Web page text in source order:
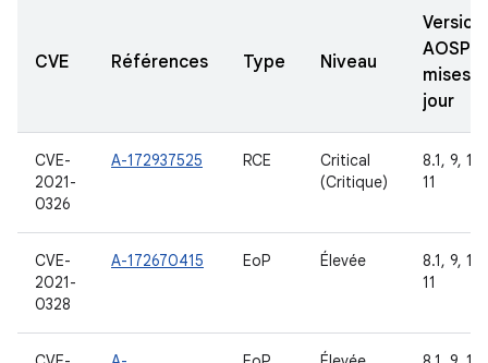
CVE Références Type Niveau
AOSP
mises à
jour
CVE-
2021-
0326
A-172937525 RCE
Critical
(Critique)
8.1, 9, 10,
11
CVE-
2021-
0328
A-172670415 EoP Élevée
8.1, 9, 10,
11